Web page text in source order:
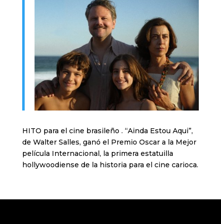
HITO para el cine brasileño . “Ainda Estou Aqui”,
de Walter Salles, ganó el Premio Oscar a la Mejor
película Internacional, la primera estatuilla
hollywoodiense de la historia para el cine carioca.